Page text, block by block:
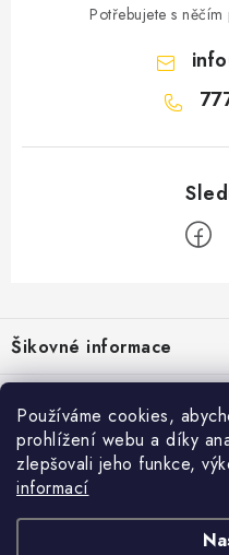
Používáme cookies,
prohlížení webu a díky
zlepšovali jeho funkce,
informací
Potřebujete s
info
á
p
a
Šikovné informace
Ceník dopravy
Moje objednávka
Jak vyměnit nebo vrátit zboží
Jak reklamovat
Běžecké zajímavosti
Bolest holeně nemusí
Jak běhat s rychlejším parťákem
Přijímáme online platby
Facebook